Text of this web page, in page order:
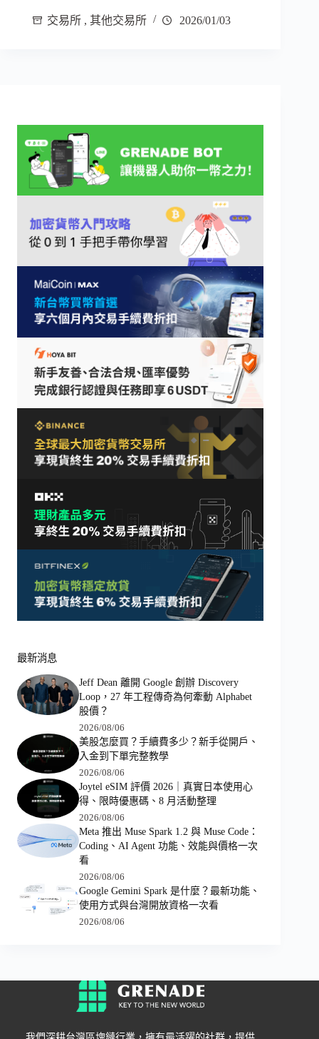
交易所 , 其他交易所 2026/01/03
最新消息
Jeff Dean 離開 Google 創辦 Discovery
Loop，27 年工程傳奇為何牽動 Alphabet
股價？
2026/08/06
美股怎麼買？手續費多少？新手從開戶、
入金到下單完整教學
2026/08/06
Joytel eSIM 評價 2026｜真實日本使用心
得、限時優惠碼、8 月活動整理
2026/08/06
Meta 推出 Muse Spark 1.2 與 Muse Code：
Coding、AI Agent 功能、效能與價格一次
看
2026/08/06
Google Gemini Spark 是什麼？最新功能、
使用方式與台灣開放資格一次看
2026/08/06